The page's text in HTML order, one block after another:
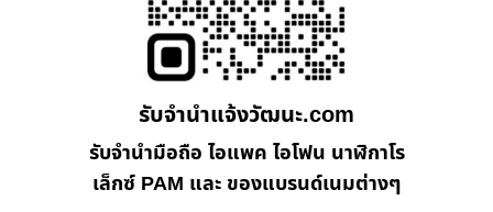
รับจํานําแจ้งวัฒนะ.com
รับจำนำมือถือ ไอแพค ไอโฟน นาฬิกาโร
เล็กซ์ PAM และ ของแบรนด์เนมต่างๆ